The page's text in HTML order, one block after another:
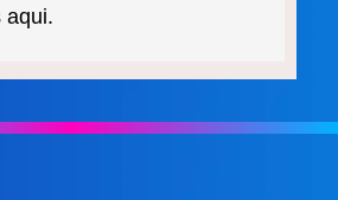
aqui.